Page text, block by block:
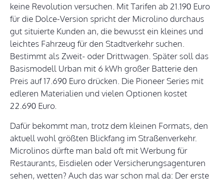
keine Revolution versuchen. Mit Tarifen ab 21.190 Euro
für die Dolce-Version spricht der Microlino durchaus
gut situierte Kunden an, die bewusst ein kleines und
leichtes Fahrzeug für den Stadtverkehr suchen.
Bestimmt als Zweit- oder Drittwagen. Später soll das
Basismodell Urban mit 6 kWh großer Batterie den
Preis auf 17.690 Euro drücken. Die Pioneer Series mit
edleren Materialien und vielen Optionen kostet
22.690 Euro.
Dafür bekommt man, trotz dem kleinen Formats, den
aktuell wohl größten Blickfang im Straßenverkehr.
Microlinos dürfte man bald oft mit Werbung für
Restaurants, Eisdielen oder Versicherungsagenturen
sehen, wetten? Auch das war schon mal da: Der erste